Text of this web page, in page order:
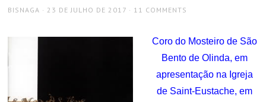
AUTHOR
BISNAGA
POSTED
23 DE JULHO DE 2017 11 COMMENTS
Coro do Mosteiro de São
Bento de Olinda, em
apresentação na Igreja
de Saint-Eustache, em